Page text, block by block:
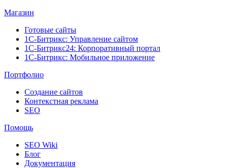
Магазин
Готовые сайты
1С-Битрикс: Управление сайтом
1С-Битрикс24: Корпоративный портал
1С-Битрикс: Мобильное приложение
Портфолио
Создание сайтов
Контекстная реклама
SEO
Помощь
SEO Wiki
Блог
Документация